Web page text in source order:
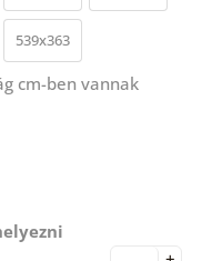
539x363
cm-ben vannak